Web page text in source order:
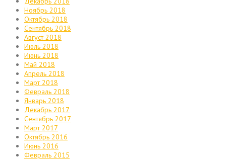
Ноябрь 2018
Октябрь 2018
Сентябрь 2018
Август 2018
Июль 2018
Июнь 2018
Май 2018
Апрель 2018
Март 2018
Февраль 2018
Январь 2018
Декабрь 2017
Сентябрь 2017
Март 2017
Октябрь 2016
Июнь 2016
Февраль 2015